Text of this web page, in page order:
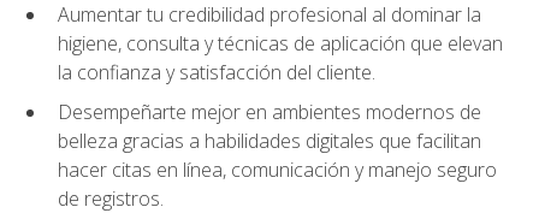
Aumentar tu credibilidad profesional al dominar la
higiene, consulta y técnicas de aplicación que elevan
la confianza y satisfacción del cliente.
Desempeñarte mejor en ambientes modernos de
belleza gracias a habilidades digitales que facilitan
hacer citas en línea, comunicación y manejo seguro
de registros.